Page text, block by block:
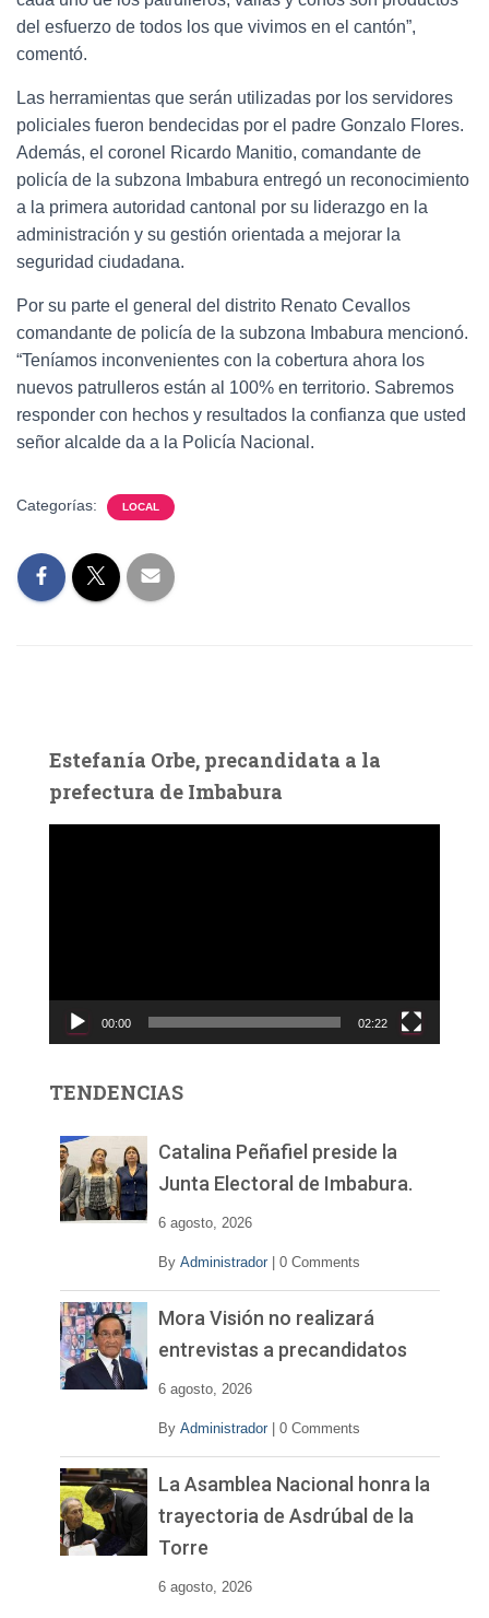
del esfuerzo de todos los que vivimos en el cantón”,
comentó.
Las herramientas que serán utilizadas por los servidores
policiales fueron bendecidas por el padre Gonzalo Flores.
Además, el coronel Ricardo Manitio, comandante de
policía de la subzona Imbabura entregó un reconocimiento
a la primera autoridad cantonal por su liderazgo en la
administración y su gestión orientada a mejorar la
seguridad ciudadana.
Por su parte el general del distrito Renato Cevallos
comandante de policía de la subzona Imbabura mencionó.
“Teníamos inconvenientes con la cobertura ahora los
nuevos patrulleros están al 100% en territorio. Sabremos
responder con hechos y resultados la confianza que usted
señor alcalde da a la Policía Nacional.
Categorías: LOCAL
Estefanía Orbe, precandidata a la
prefectura de Imbabura
c
d
00:00 02:22
TENDENCIAS
Catalina Peñafiel preside la
Junta Electoral de Imbabura.
6 agosto, 2026
By Administrador 0 Comments
Mora Visión no realizará
entrevistas a precandidatos
6 agosto, 2026
By Administrador 0 Comments
La Asamblea Nacional honra la
trayectoria de Asdrúbal de la
Torre
6 agosto, 2026